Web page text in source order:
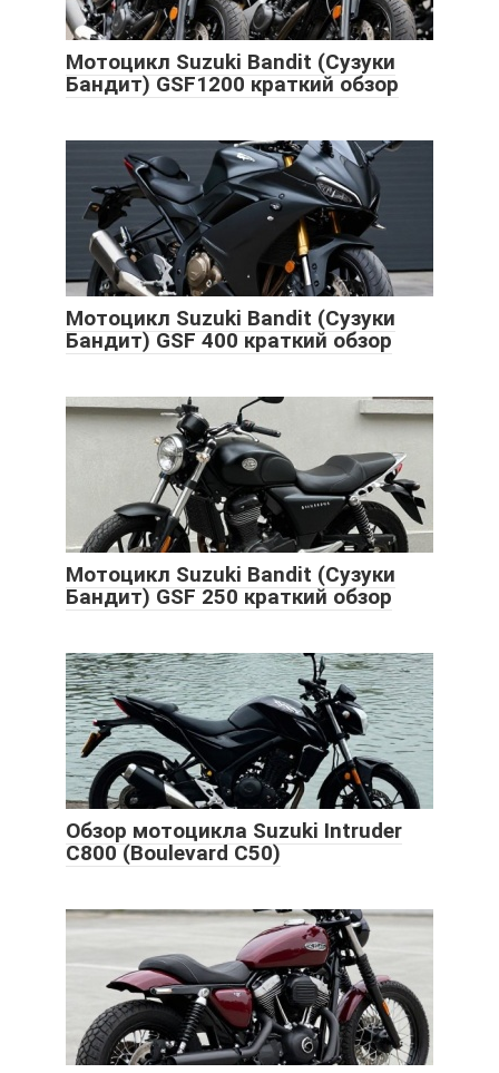
Мотоцикл Suzuki Bandit (Сузуки
Бандит) GSF1200 краткий обзор
Мотоцикл Suzuki Bandit (Сузуки
Бандит) GSF 400 краткий обзор
Мотоцикл Suzuki Bandit (Сузуки
Бандит) GSF 250 краткий обзор
Обзор мотоцикла Suzuki Intruder
С800 (Boulevard С50)